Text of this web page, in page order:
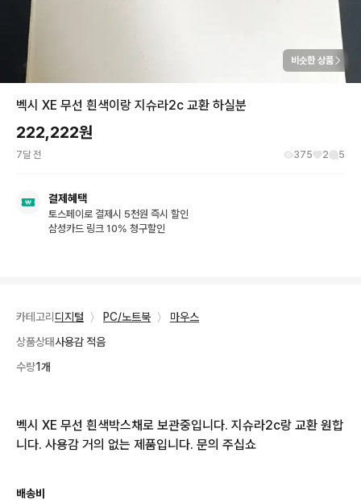
비슷한 상품
벡시 XE 무선 흰색이랑 지슈라2c 교환 하실분
222,222원
7달 전 375 2 5
결제혜택
토스페이로 결제시 5천원 즉시 할인
삼성카드 링크 10% 청구할인
카테고리 디지털 〉 PC/노트북 〉
마우스
상품상태사용감 적음
수량1개
벡시 XE 무선 흰색박스채로 보관중입니다. 지슈라2c랑 교환 원합
니다. 사용감 거의 없는 제품입니다. 문의 주십쇼
배송비